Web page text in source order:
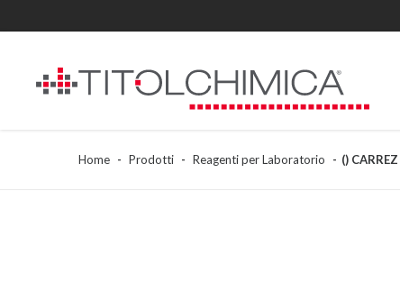
Home Prodotti Reagenti per Laboratorio () CARREZ